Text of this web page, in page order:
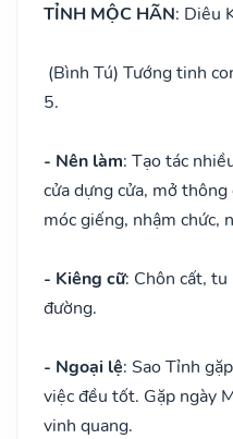
TỈNH MỘC HÃN: Diêu
(Bình Tú) Tướng tinh
5.
- Nên làm: Tạo tác
cửa dựng cửa, mở
móc giếng, nhậm chức,
- Kiêng cữ: Chôn cất,
đường.
- Ngoại lệ: Sao Tỉnh
việc đều tốt. Gặp ngày
vinh quang.